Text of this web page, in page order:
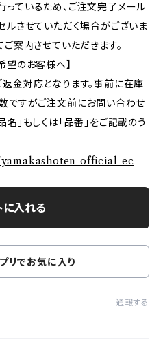
ているため、ご注文完了メール
ルさせていただく場合がございま
案内させていただきます。
望のお客様へ】
金対応となります。事前に在庫
ですがご注文前にお問い合わせ
」もしくは「品番」をご記載のう
official-ec
に入れる
リでお気に入り
通報する